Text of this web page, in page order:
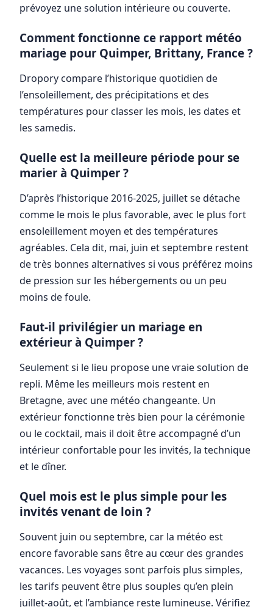
prévoyez une solution intérieure ou couverte.
Comment fonctionne ce rapport météo
mariage pour Quimper, Brittany, France ?
Dropory compare l’historique quotidien de
l’ensoleillement, des précipitations et des
températures pour classer les mois, les dates et
les samedis.
Quelle est la meilleure période pour se
marier à Quimper ?
D’après l’historique 2016-2025, juillet se détache
comme le mois le plus favorable, avec le plus fort
ensoleillement moyen et des températures
agréables. Cela dit, mai, juin et septembre restent
de très bonnes alternatives si vous préférez moins
de pression sur les hébergements ou un peu
moins de foule.
Faut-il privilégier un mariage en
extérieur à Quimper ?
Seulement si le lieu propose une vraie solution de
repli. Même les meilleurs mois restent en
Bretagne, avec une météo changeante. Un
extérieur fonctionne très bien pour la cérémonie
ou le cocktail, mais il doit être accompagné d’un
intérieur confortable pour les invités, la technique
et le dîner.
Quel mois est le plus simple pour les
invités venant de loin ?
Souvent juin ou septembre, car la météo est
encore favorable sans être au cœur des grandes
vacances. Les voyages sont parfois plus simples,
les tarifs peuvent être plus souples qu’en plein
juillet-août, et l’ambiance reste lumineuse. Vérifiez